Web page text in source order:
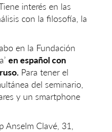
interés en las
con la filosofía, la
en la Fundación
en español con
Para tener el
del seminario,
y un smartphone
Anselm Clavé, 31,